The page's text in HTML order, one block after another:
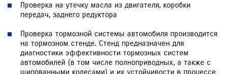
Проверка на утечку масла из двигателя, коробки
передач, заднего редуктора
Проверка тормозной системы автомобиля производится
на тормозном стенде. Стенд предназначен для
диагностики эффективности тормозных систем
автомобилей (в том числе полноприводных, а также с
шипованными колесами) и их устойчивости в процессе